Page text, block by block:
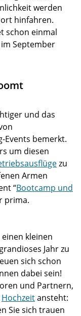
werden
hinfahren.
schon einmal
September
und das
Events bemerkt.
um diesen
zu
Armen
“Bootcamp und
prima.
kleinen
Jahr zu
sich schon
dabei sein!
und Partnern,
Hochzeitansteht:
Sie sich trauen